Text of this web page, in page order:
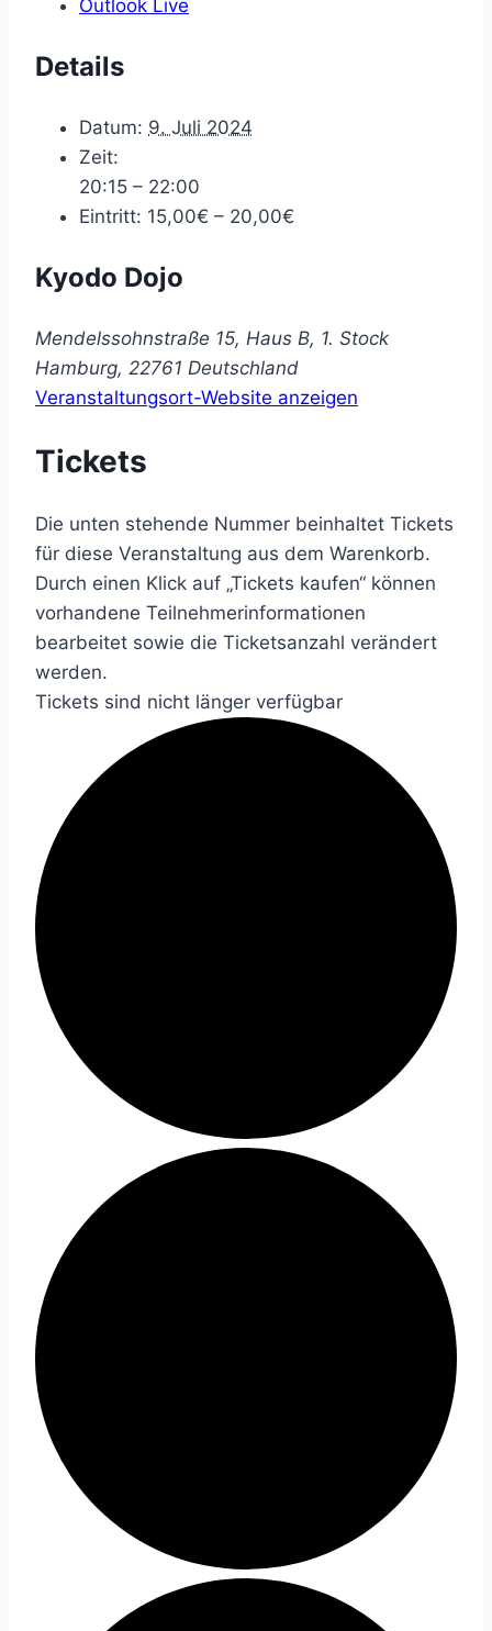
Outlook Live
Details
Datum: 9. Juli 2024
Zeit:
20:15 – 22:00
Eintritt: 15,00€ – 20,00€
Kyodo Dojo
Mendelssohnstraße 15, Haus B, 1. Stock
Hamburg, 22761 Deutschland
Veranstaltungsort-Website anzeigen
Tickets
Die unten stehende Nummer beinhaltet Tickets
für diese Veranstaltung aus dem Warenkorb.
Durch einen Klick auf „Tickets kaufen“ können
vorhandene Teilnehmerinformationen
bearbeitet sowie die Ticketsanzahl verändert
werden.
Tickets sind nicht länger verfügbar